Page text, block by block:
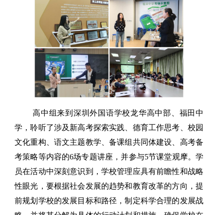
高中组来到深圳外国语学校龙华高中部、福田中
学，聆听了涉及新高考探索实践、德育工作思考、校园
文化重构、语文主题教学、备课组共同体建设、高考备
考策略等内容的6场专题讲座，并参与5节课堂观摩。学
员在活动中深刻意识到，学校管理应具有前瞻性和战略
性眼光，要根据社会发展的趋势和教育改革的方向，提
前规划学校的发展目标和路径，制定科学合理的发展战